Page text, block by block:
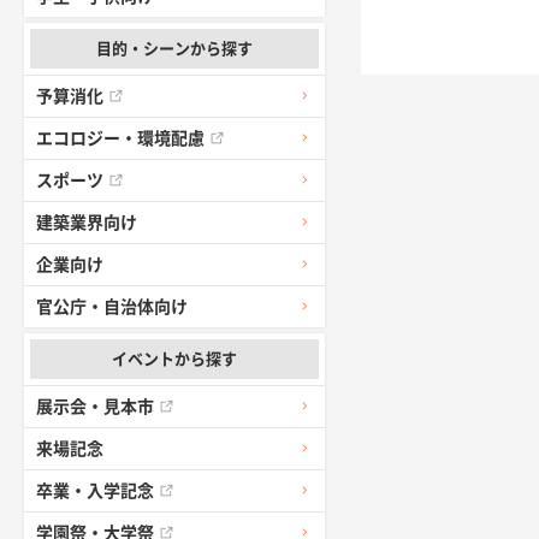
目的・シーンから探す
予算消化
エコロジー・環境配慮
スポーツ
建築業界向け
企業向け
官公庁・自治体向け
イベントから探す
展示会・見本市
来場記念
卒業・入学記念
学園祭・大学祭